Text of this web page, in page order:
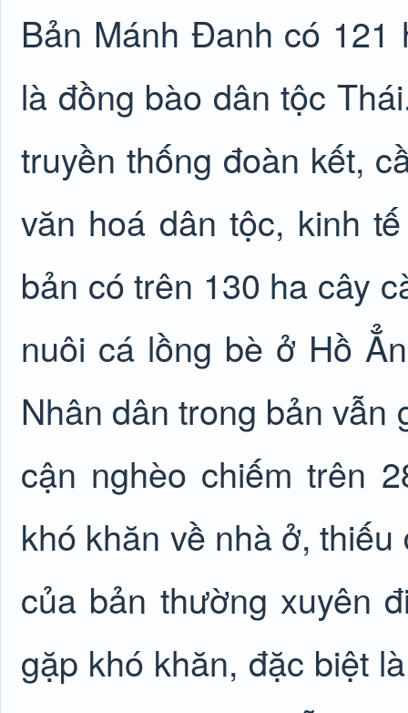
Bản Mánh Đanh có 121
là đồng bào dân tộc
truyền thống đoàn kết,
văn hoá dân tộc, kinh
bản có trên 130 ha cây
nuôi cá lồng bè ở Hồ
Nhân dân trong bản vẫn
cận nghèo chiếm trên
khó khăn về nhà ở,
của bản thường xuyên
gặp khó khăn, đặc biệt